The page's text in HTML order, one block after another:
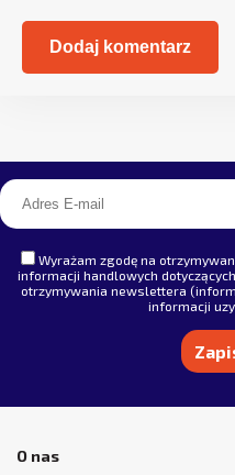
Wyrażam zgodę na
informacji handlowych
otrzymywania newslettera
informacji
O nas